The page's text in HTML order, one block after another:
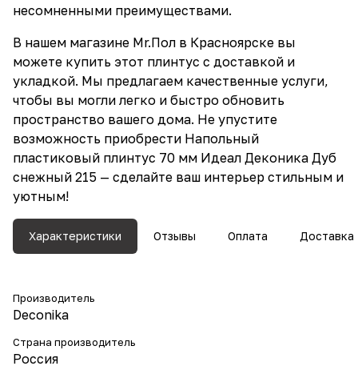
несомненными преимуществами.
В нашем магазине Mr.Пол в Красноярске вы
можете купить этот плинтус с доставкой и
укладкой. Мы предлагаем качественные услуги,
чтобы вы могли легко и быстро обновить
пространство вашего дома. Не упустите
возможность приобрести Напольный
пластиковый плинтус 70 мм Идеал Деконика Дуб
снежный 215 — сделайте ваш интерьер стильным и
уютным!
Характеристики Отзывы Оплата Доставка
Производитель
Deconika
Страна производитель
Россия